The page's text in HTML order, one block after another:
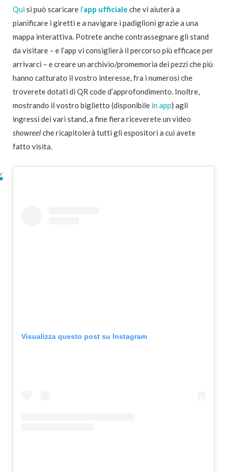
Quisi può scaricare l’app ufficiale che vi aiuterà a
pianificare i giretti e a navigare i padiglioni grazie a una
mappa interattiva. Potrete anche contrassegnare gli stand
da visitare – e l’app vi consiglierà il percorso più efficace per
arrivarci – e creare un archivio/promemoria dei pezzi che più
hanno catturato il vostro interesse, fra i numerosi che
troverete dotati di QR code d’approfondimento. Inoltre,
mostrando il vostro biglietto (disponibile in app) agli
ingressi dei vari stand, a fine fiera riceverete un video
showreelche ricapitolerà tutti gli espositori a cui avete
fatto visita.
Visualizza questo post su Instagram